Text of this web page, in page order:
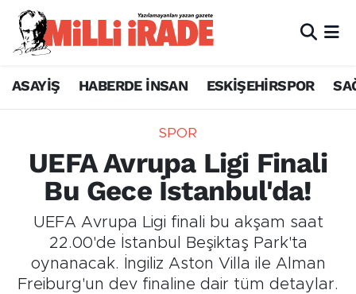
ASAYİŞ HABERDE İNSAN ESKİŞEHİRSPOR
SPOR
UEFA Avrupa Ligi Finali
Bu Gece İstanbul'da!
UEFA Avrupa Ligi finali bu akşam saat
22.00'de İstanbul Beşiktaş Park'ta
oynanacak. İngiliz Aston Villa ile Alman
Freiburg'un dev finaline dair tüm detaylar.